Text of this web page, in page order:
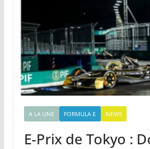
A LA UNE FORMULA E NEWS
E-Prix de Tokyo :